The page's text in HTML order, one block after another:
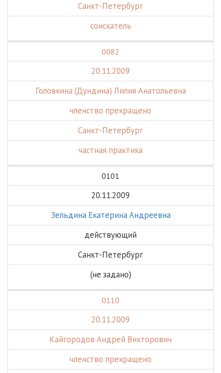
Санкт-Петербург
соискатель
0082
20.11.2009
Головкина (Дундина) Лилия Анатольевна
членство прекращено
Санкт-Петербург
частная практика
0101
20.11.2009
Зельдина Екатерина Андреевна
действующий
Санкт-Петербург
(не задано)
0110
20.11.2009
Кайгородов Андрей Викторович
членство прекращено